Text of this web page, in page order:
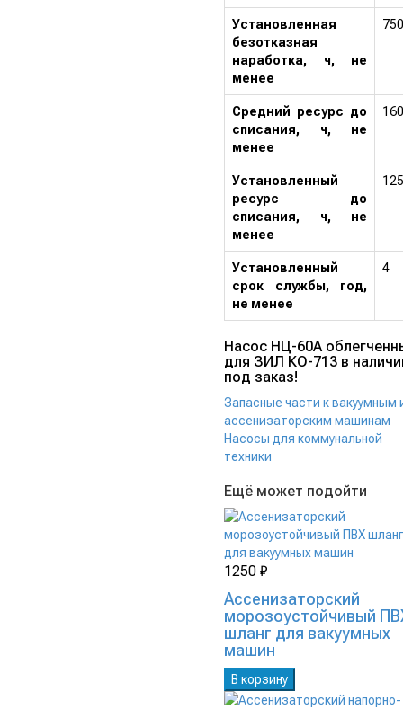
Установленная
безотказная
наработка, ч, не
менее
750
Средний ресурс до
списания, ч, не
менее
Установленный
ресурс до
списания, ч, не
менее
Установленный
срок службы, год,
не менее
4
Насос НЦ-60А
для ЗИЛ КО-713 в
под заказ!
Запасные части к вакуумным
ассенизаторским машинам
Насосы для коммунальной
техники
Ещё может подойти
1250 ₽
Ассенизаторский
морозоустойчивый
шланг для вакуумных
машин
В корзину